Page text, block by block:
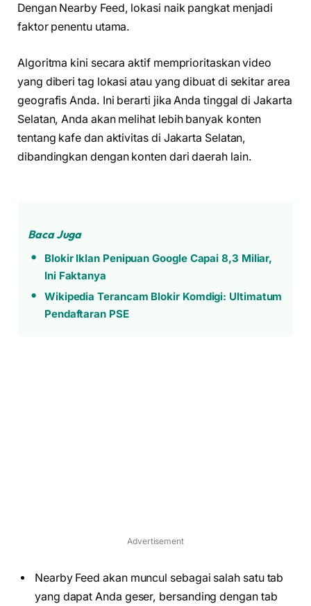
Dengan Nearby Feed, lokasi naik pangkat menjadi
faktor penentu utama.
Algoritma kini secara aktif memprioritaskan video
yang diberi tag lokasi atau yang dibuat di sekitar area
geografis Anda. Ini berarti jika Anda tinggal di Jakarta
Selatan, Anda akan melihat lebih banyak konten
tentang kafe dan aktivitas di Jakarta Selatan,
dibandingkan dengan konten dari daerah lain.
Baca Juga
Blokir Iklan Penipuan Google Capai 8,3 Miliar,
Ini Faktanya
Wikipedia Terancam Blokir Komdigi: Ultimatum
Pendaftaran PSE
Advertisement
Nearby Feed akan muncul sebagai salah satu tab
yang dapat Anda geser, bersanding dengan tab